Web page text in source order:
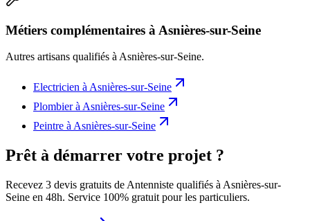
Métiers complémentaires à Asnières-sur-Seine
Autres artisans qualifiés à Asnières-sur-Seine.
Electricien à Asnières-sur-Seine
Plombierà Asnières-sur-Seine
Peintre à Asnières-sur-Seine
Prêt à démarrer votre projet ?
Recevez 3 devis gratuits de Antenniste qualifiés à Asnières-sur-
Seine en 48h. Service 100% gratuit pour les particuliers.